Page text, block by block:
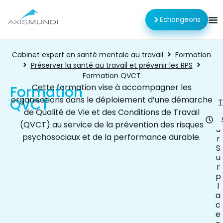
Echangeons
Cabinet expert en santé mentale au travail
Formation
Préserver la santé au travail et prévenir les RPS
Formation QVCT
Formation
QVCT
Cette formation vise à accompagner les
organisations dans le déploiement d’une démarche
de Qualité de Vie et des Conditions de Travail
(QVCT) au service de la prévention des risques
psychosociaux et de la performance durable.
1
u
r
S
u
r
p
l
a
c
e